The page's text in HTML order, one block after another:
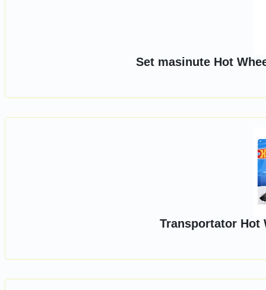
Set masinute Hot
Transportator Hot